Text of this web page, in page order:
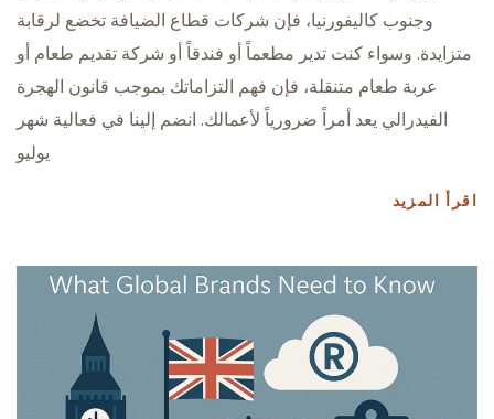
وجنوب كاليفورنيا، فإن شركات قطاع الضيافة تخضع لرقابة
متزايدة. وسواء كنت تدير مطعماً أو فندقاً أو شركة تقديم طعام أو
عربة طعام متنقلة، فإن فهم التزاماتك بموجب قانون الهجرة
الفيدرالي يعد أمراً ضرورياً لأعمالك. انضم إلينا في فعالية شهر
يوليو
اقرأ المزيد